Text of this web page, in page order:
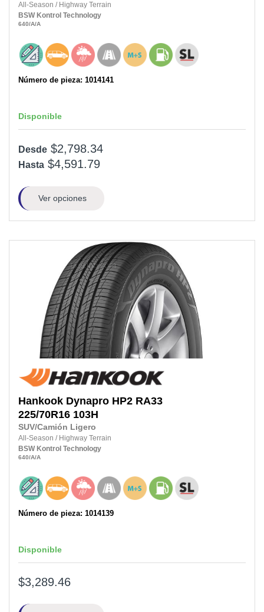
All-Season / Highway Terrain
BSW Kontrol Technology
640/A/A
Número de pieza: 1014141
Disponible
Desde $2,798.34
Hasta $4,591.79
Ver opciones
Hankook Dynapro HP2 RA33
225/70R16 103H
SUV/Camión Ligero
All-Season / Highway Terrain
BSW Kontrol Technology
640/A/A
Número de pieza: 1014139
Disponible
$3,289.46